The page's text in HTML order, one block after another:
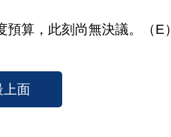
算，此刻尚無決議。（E）
上面